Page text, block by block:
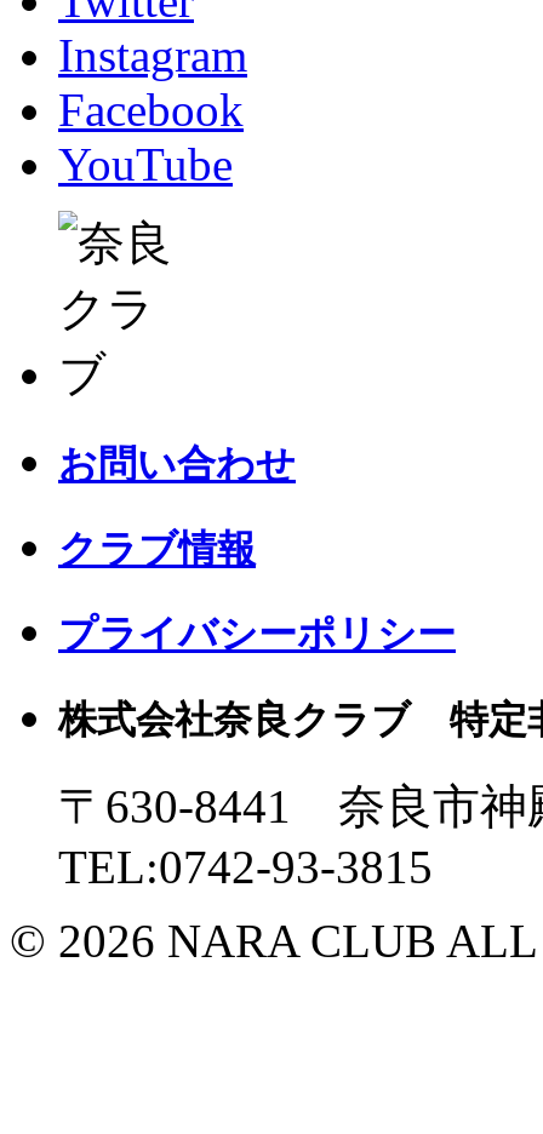
Instagram
Facebook
YouTube
お問い合わせ
クラブ情報
プライバシーポリシー
株式会社奈良クラブ 特定
〒630-8441 奈良市
TEL:0742-93-3815
© 2026 NARA CLUB ALL